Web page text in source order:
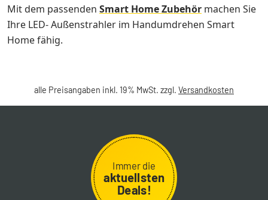
Mit dem passenden Smart Home Zubehör machen Sie
Ihre LED- Außenstrahler im Handumdrehen Smart
Home fähig.
alle Preisangaben inkl. 19% MwSt. zzgl. Versandkosten
Immer die
aktuellsten
Deals!